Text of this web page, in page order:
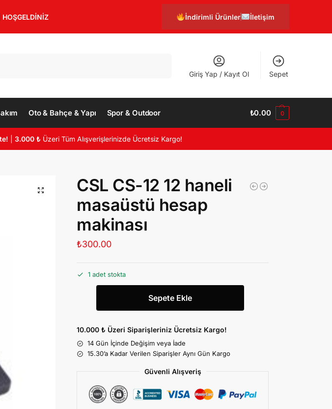
HOŞGELDİNİZ İndirimli Ürünler İletişim
Giriş Yap / Kayıt Ol Sepet
Oto & Bahçe & Yapı Spor & Outdoor ₺0.00 0
|3.000 ₺ Üzeri Tüm Alışverişlerinizde Ücretsiz Kargo!
CSL CS-12 12 haneli
masaüstü hesap
makinası
₺300.00
1 adet stokta
Sepete Ekle
10.000 ₺ Üzeri Siparişleriniz Ücretsiz Kargo!
14 Gün İçinde Değişim veya İade
15.30’a Kadar Verilen Siparişler Aynı Gün Kargo
Güvenli Alışveriş